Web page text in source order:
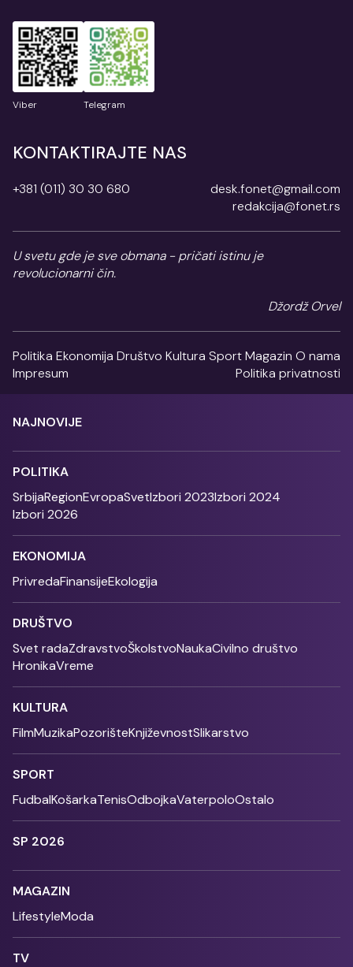
Viber Telegram
KONTAKTIRAJTE NAS
+381 (011) 30 30 680
desk.fonet@gmail.com
redakcija@fonet.rs
U svetu gde je sve obmana - pričati istinu je
revolucionarni čin.
Džordž Orvel
Politika Ekonomija Društvo Kultura SportMagazin O nama
Impresum
Politika privatnosti
NAJNOVIJE
POLITIKA
SrbijaRegionEvropaSvetIzbori 2023Izbori 2024
Izbori 2026
EKONOMIJA
PrivredaFinansijeEkologija
DRUŠTVO
Svet radaZdravstvoŠkolstvoNaukaCivilno društvo
HronikaVreme
KULTURA
FilmMuzikaPozorišteKnjiževnostSlikarstvo
SPORT
FudbalKošarkaTenisOdbojkaVaterpoloOstalo
SP 2026
MAGAZIN
LifestyleModa
TV